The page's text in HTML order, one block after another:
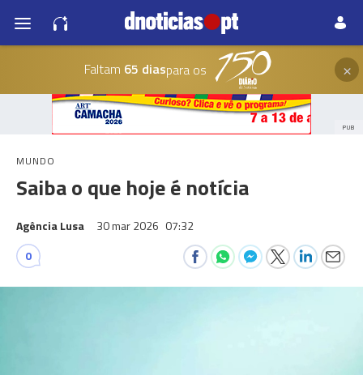
Faltam 65 diaspara os ×
PUB
MUNDO
Saiba o que hoje é notícia
Agência Lusa 30 mar 2026 07:32
0